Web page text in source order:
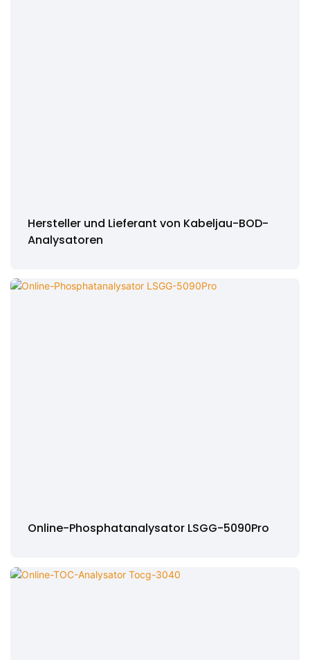
Hersteller und Lieferant von Kabeljau-BOD-
Analysatoren
Online-Phosphatanalysator LSGG-5090Pro